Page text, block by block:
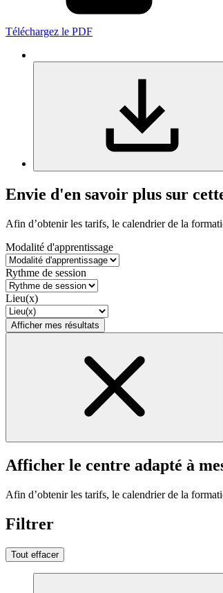
Téléchargez le PDF
Envie d'en savoir plus sur
Afin d’obtenir les tarifs, le calendrier de la
Modalité d'apprentissage
Rythme de session
Lieu(x)
Afficher mes résultats
Afficher le centre adapté à
Afin d’obtenir les tarifs, le calendrier de la
Filtrer
Tout effacer